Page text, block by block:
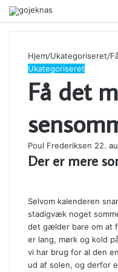
Menu
Hjem/Ukategoriseret/
Ukategoriseret
Få det
Poul Frederiksen 22.
Der er mere
Selvom kalenderen
stadigvæk noget
det gælder bare om at
er lang, mørk og kold
vi har brug for al den
ud af solen, og derfor